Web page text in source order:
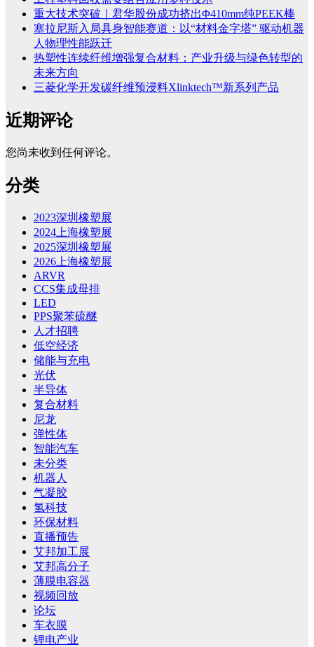
重大技术突破｜君华股份成功挤出Φ410mm纯PEEK棒
塞拉尼斯入局具身智能赛道：以“材料金字塔” 驱动机器
人物理性能跃迁
热塑性连续纤维增强复合材料：产业升级与绿色转型的
未来方向
三菱化学开发碳纤维预浸料Xlinktech™新系列产品
近期评论
您尚未收到任何评论。
分类
2023深圳橡塑展
2024上海橡塑展
2025深圳橡塑展
2026上海橡塑展
ARVR
CCS集成母排
LED
PPS聚苯硫醚
人才招聘
低空经济
储能与充电
光伏
半导体
复合材料
尼龙
弹性体
智能汽车
未分类
机器人
气凝胶
氢科技
环保材料
直播预告
艾邦加工展
艾邦高分子
薄膜电容器
视频回放
论坛
车衣膜
锂电产业